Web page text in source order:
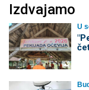
Izdvajamo
U